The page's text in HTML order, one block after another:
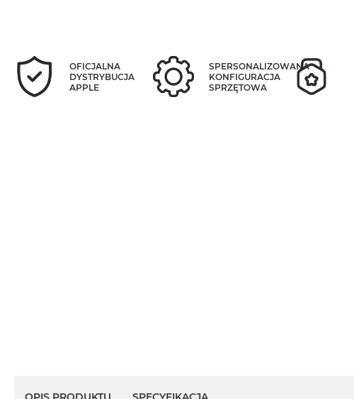
OFICJALNA
DYSTRYBUCJA
APPLE
SPERSONALIZOWANA
KONFIGURACJA
SPRZĘTOWA